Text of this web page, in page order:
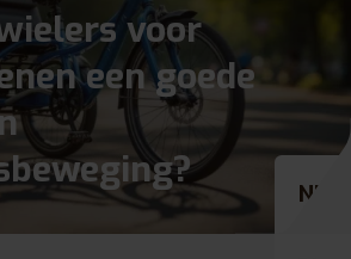
voor
een goede
NL